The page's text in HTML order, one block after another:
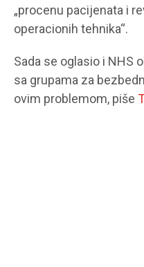
„procenu pacijenata i
operacionih tehnika“.
Sada se oglasio i NHS
sa grupama za
ovim problemom, piše